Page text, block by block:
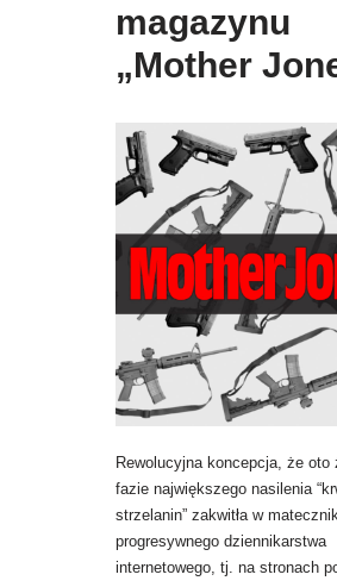
magazynu
„Mother
Rewolucyjna koncepcja, że oto
fazie największego nasilenia
strzelanin” zakwitła w
progresywnego dziennikarstwa
internetowego, tj. na stronach